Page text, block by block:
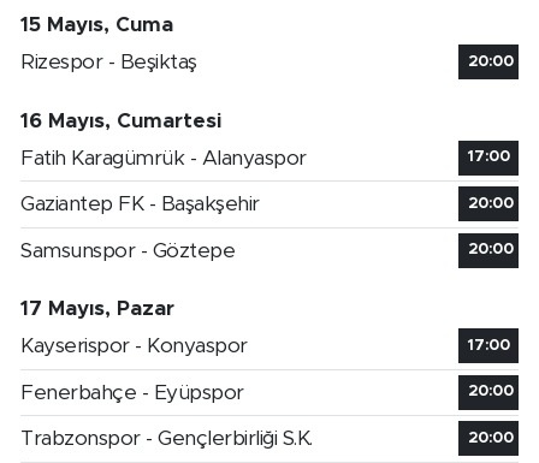
15 Mayıs, Cuma
Rizespor - Beşiktaş
20:00
16 Mayıs, Cumartesi
Fatih Karagümrük - Alanyaspor
17:00
Gaziantep FK - Başakşehir 20:00
Samsunspor - Göztepe 20:00
17 Mayıs, Pazar
Kayserispor - Konyaspor
17:00
Fenerbahçe - Eyüpspor 20:00
Trabzonspor - Gençlerbirliği S.K. 20:00